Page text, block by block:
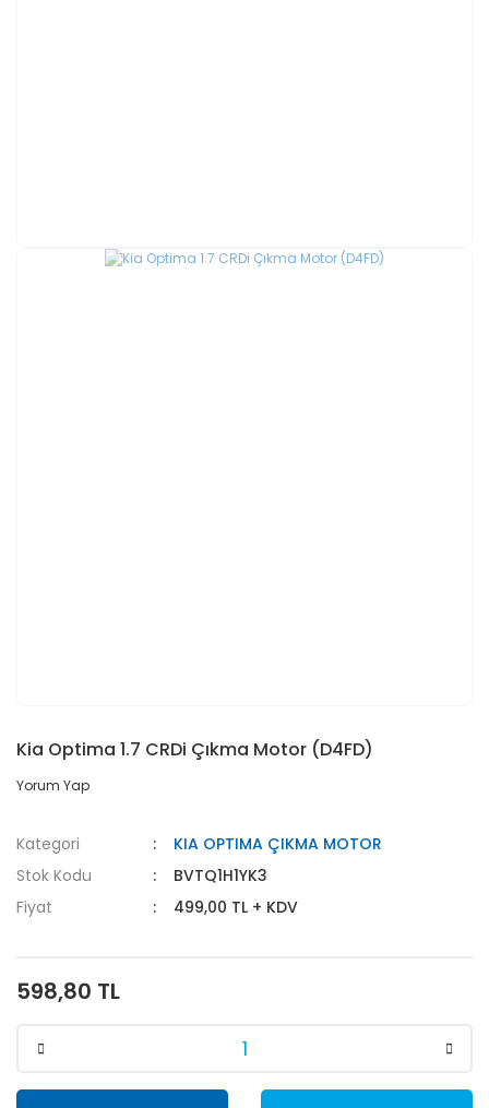
Kia Optima 1.7 CRDi Çıkma Motor (D4FD)
Yorum Yap
Kategori
KIA OPTIMA ÇIKMA MOTOR
Stok Kodu
BVTQ1H1YK3
Fiyat
499,00 TL + KDV
598,80 TL